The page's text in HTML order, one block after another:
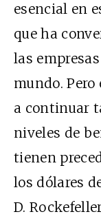
esencial en
que ha
las
mundo.
a continuar
niveles de
tienen
los dólares
D.